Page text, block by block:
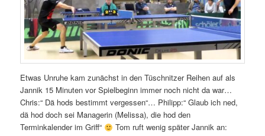
Etwas Unruhe kam zunächst in den Tüschnitzer Reihen auf als
Jannik 15 Minuten vor Spielbeginn immer noch nicht da war…
Chris:“ Dä hods bestimmt vergessen“… Philipp:“ Glaub ich ned,
dä hod doch sei Managerin (Melissa), die hod den
Terminkalender im Griff“
Tom ruft wenig später Jannik an: